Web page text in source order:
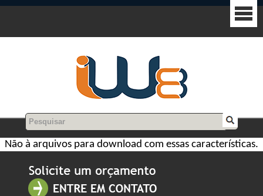
Não à arquivos para download com essas características.